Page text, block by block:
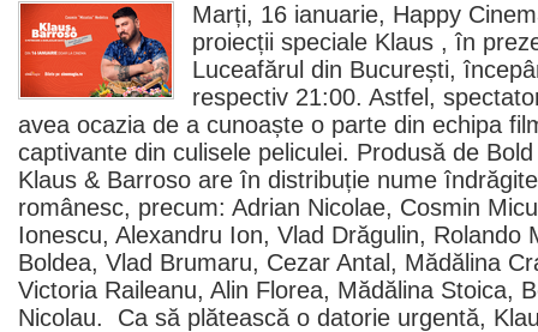
Marți, 16 ianuarie, Happy
proiecții speciale Klaus , în
Luceafărul din București,
respectiv 21:00. Astfel,
avea ocazia de a cunoaște o parte din echipa
captivante din culisele peliculei. Produsă de
Klaus & Barroso are în distribuție nume
românesc, precum: Adrian Nicolae, Cosmin
Ionescu, Alexandru Ion, Vlad Drăgulin, Rolando
Boldea, Vlad Brumaru, Cezar Antal , Mădălina
Victoria Raileanu, Alin Florea, Mădălina Stoica,
Nicolau. Ca să plătească o datorie urgentă,